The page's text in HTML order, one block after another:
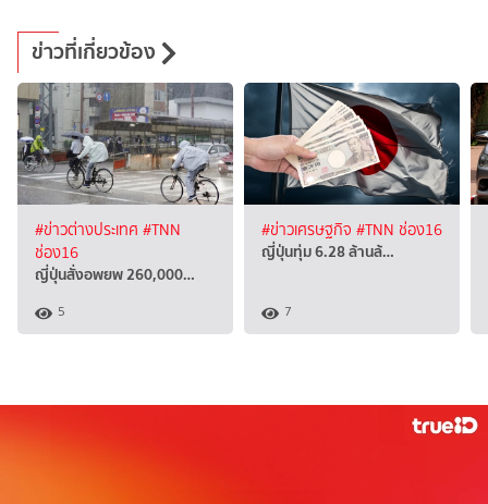
ข่าวที่เกี่ยวข้อง
#ข่าวต่างประเทศ #TNN
ช่อง16
ญี่ปุ่นสั่งอพยพ 260,000…
5
#ข่าวเศรษฐกิจ #TNN ช่อง16
ญี่ปุ่นทุ่ม 6.28 ล้านล้…
7